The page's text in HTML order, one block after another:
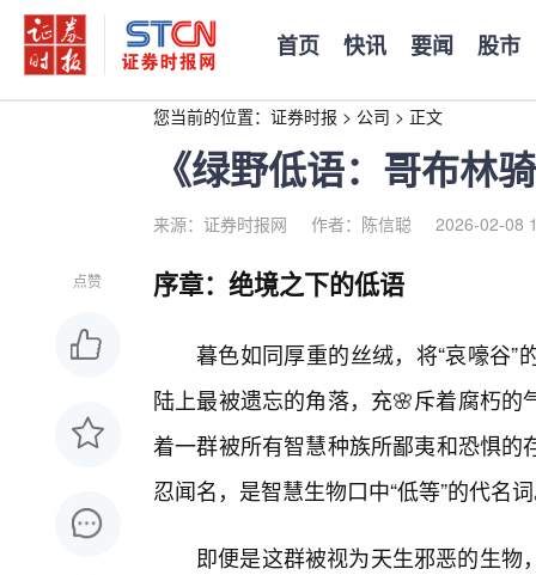
首页 快讯 要闻 股市
您当前的位置： 证券时报 > 公司 > 正文
《绿野低语：哥布林
来源：证券时报网 作者：陈信聪 2026-02-08
点赞 序章：绝境之下的低语
暮色如同厚重的丝绒，将“哀嚎谷
陆上最被遗忘的角落，充🌸斥着腐朽
着一群被所有智慧种族所鄙夷和恐惧
忍闻名，是智慧生物口中“低等”的代名
即便是这群被视为天生邪恶的生